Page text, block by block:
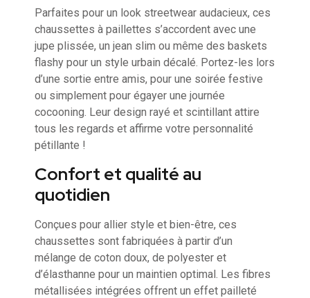
Parfaites pour un look streetwear audacieux, ces
chaussettes à paillettes s’accordent avec une
jupe plissée, un jean slim ou même des baskets
flashy pour un style urbain décalé. Portez-les lors
d’une sortie entre amis, pour une soirée festive
ou simplement pour égayer une journée
cocooning. Leur design rayé et scintillant attire
tous les regards et affirme votre personnalité
pétillante !
Confort et qualité au
quotidien
Conçues pour allier style et bien-être, ces
chaussettes sont fabriquées à partir d’un
mélange de coton doux, de polyester et
d’élasthanne pour un maintien optimal. Les fibres
métallisées intégrées offrent un effet pailleté